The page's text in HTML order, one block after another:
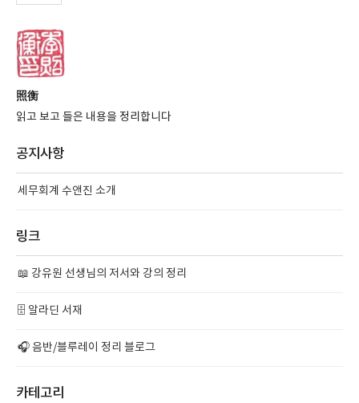
照衡
읽고 보고 들은 내용을 정리합니다
공지사항
세무회계 수앤진 소개
링크
📖 강유원 선생님의 저서와 강의 정리
🗄️ 알라딘 서재
🎧 음반/블루레이 정리 블로그
카테고리